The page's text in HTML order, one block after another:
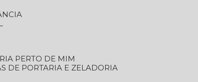
PERTO DE MIM
DE PORTARIA E ZELADORIA